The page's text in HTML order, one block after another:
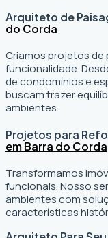
Arquiteto de
do Corda
Criamos projetos de
funcionalidade.
de condomínios e
buscam trazer
ambientes.
Projetos para
em Barra do Corda
Transformamos
funcionais. Nosso
ambientes com
características